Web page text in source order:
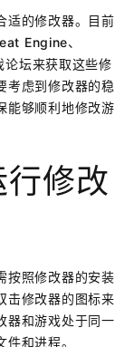
适的修改器。目前
Engine、
坛来获取这些修
考虑到修改器的稳
能够顺利地修改游
修改
按照修改器的安装
击修改器的图标来
器和游戏处于同一
和进程。